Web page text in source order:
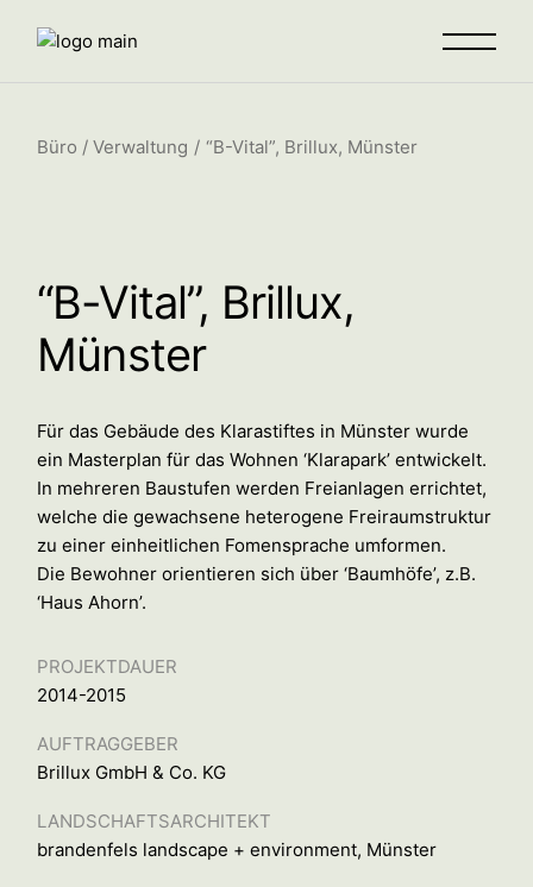
Büro / Verwaltung “B-Vital”, Brillux, Münster
“B-Vital”, Brillux,
Münster
Für das Gebäude des Klarastiftes in Münster wurde
ein Masterplan für das Wohnen ‘Klarapark’ entwickelt.
In mehreren Baustufen werden Freianlagen errichtet,
welche die gewachsene heterogene Freiraumstruktur
zu einer einheitlichen Fomensprache umformen.
Die Bewohner orientieren sich über ‘Baumhöfe’, z.B.
‘Haus Ahorn’.
PROJEKTDAUER
2014-2015
AUFTRAGGEBER
Brillux GmbH & Co. KG
LANDSCHAFTSARCHITEKT
brandenfels landscape + environment, Münster